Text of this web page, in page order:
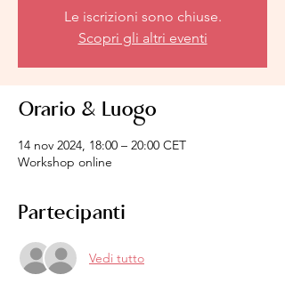
Le iscrizioni sono chiuse.
Scopri gli altri eventi
Orario & Luogo
14 nov 2024, 18:00 – 20:00 CET
Workshop online
Partecipanti
Vedi tutto